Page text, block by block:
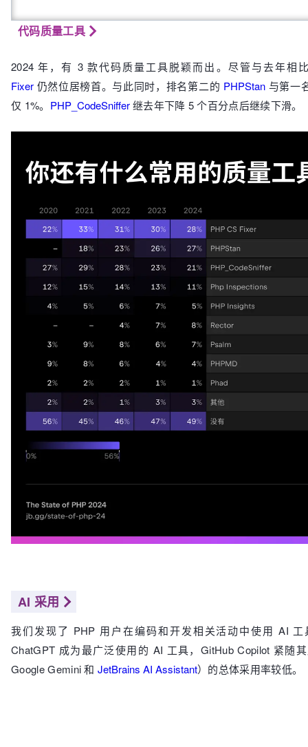
代码质量工具
2024 年，有 3 款代码质量工具脱颖而出。尽管与去年相
Fixer 仍然位居榜首。与此同时，排名第二的 PHPStan 与第一
仅 1%。 PHP_CodeSniffer 继去年下降 5 个百分点后继续下滑。
AI 采用
我们发现了 PHP 用户在编码和开发相关活动中使用 AI
ChatGPT 成为最广泛使用的 AI 工具，GitHub Copilot 紧随
Google Gemini 和JetBrains AI Assistant）的总体采用率较低。